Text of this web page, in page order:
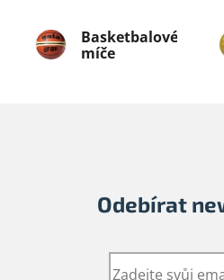
Basketbalové
míče
Odebírat